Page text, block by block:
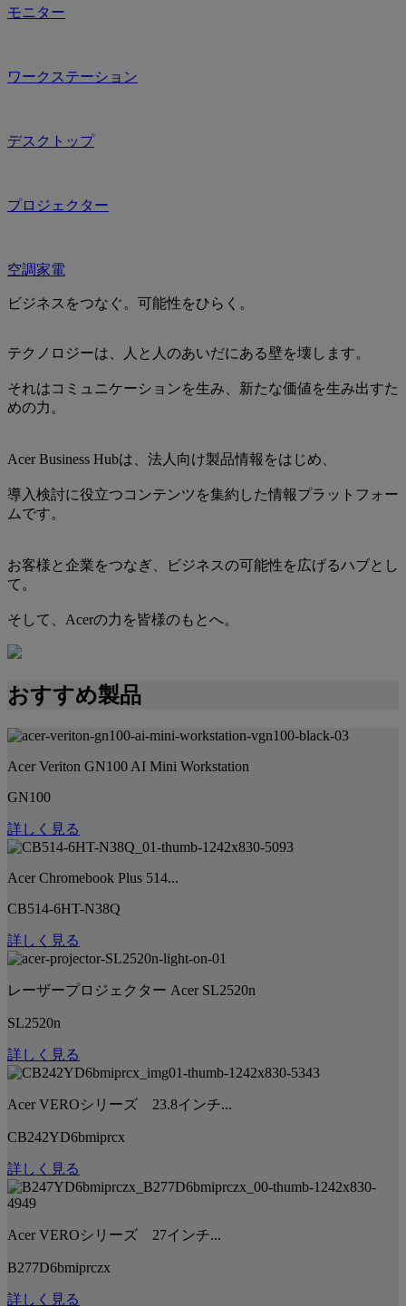
モニター
ワークステーション
デスクトップ
プロジェクター
空調家電
ビジネスをつなぐ。可能性をひらく。
テクノロジーは、人と人のあいだにある壁を壊します。
それはコミュニケーションを生み、新たな価値を生み出すた
めの力。
Acer Business Hubは、法人向け製品情報をはじめ、
導入検討に役立つコンテンツを集約した情報プラットフォー
ムです。
お客様と企業をつなぎ、ビジネスの可能性を広げるハブとし
て。
そして、Acerの力を皆様のもとへ。
おすすめ製品
Acer Veriton GN100 AI Mini Workstation
GN100
詳しく見る
Acer Chromebook Plus 514...
CB514-6HT-N38Q
詳しく見る
レーザープロジェクター Acer SL2520n
SL2520n
詳しく見る
Acer VEROシリーズ 23.8インチ...
CB242YD6bmiprcx
詳しく見る
Acer VEROシリーズ 27インチ...
B277D6bmiprczx
詳しく見る